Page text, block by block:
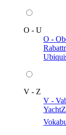
O - U
O -
V - Z
V -
Yacht